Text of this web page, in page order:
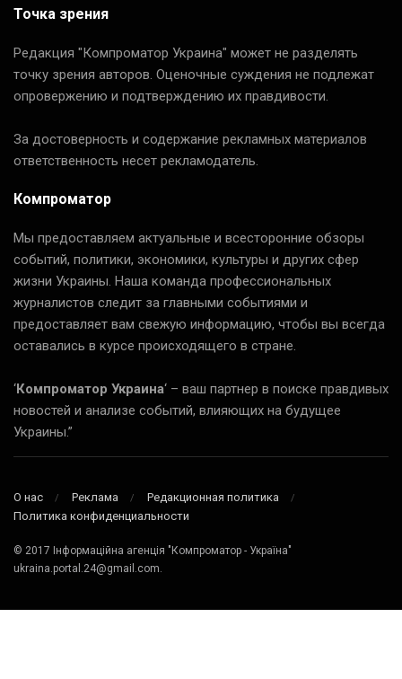
Точка зрения
Редакция "Компроматор Украина" может не разделять
точку зрения авторов. Оценочные суждения не подлежат
опровержению и подтверждению их правдивости.
За достоверность и содержание рекламных материалов
ответственность несет рекламодатель.
Компроматор
Мы предоставляем актуальные и всесторонние обзоры
событий, политики, экономики, культуры и других сфер
жизни Украины. Наша команда профессиональных
журналистов следит за главными событиями и
предоставляет вам свежую информацию, чтобы вы всегда
оставались в курсе происходящего в стране.
‘Компроматор Украина‘ – ваш партнер в поиске правдивых
новостей и анализе событий, влияющих на будущее
Украины.”
О нас Реклама
Редакционная политика
Политика конфиденциальности
© 2017 Інформаційна агенція "Компроматор - Україна"
ukraina.portal.24@gmail.com.